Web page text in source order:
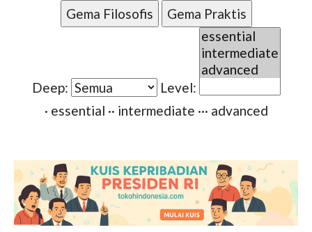
Gema Filosofis
Gema Praktis
Deep:
Level:
· essential ·· intermediate ··· advanced